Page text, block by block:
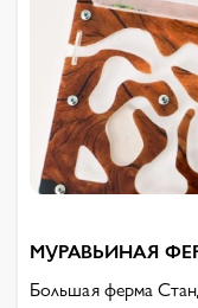
МУРАВЬИНАЯ
Большая ферма